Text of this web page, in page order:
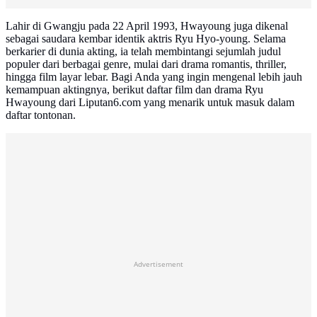
Lahir di Gwangju pada 22 April 1993, Hwayoung juga dikenal
sebagai saudara kembar identik aktris Ryu Hyo-young. Selama
berkarier di dunia akting, ia telah membintangi sejumlah judul
populer dari berbagai genre, mulai dari drama romantis, thriller,
hingga film layar lebar. Bagi Anda yang ingin mengenal lebih jauh
kemampuan aktingnya, berikut daftar film dan drama Ryu
Hwayoung dari Liputan6.com yang menarik untuk masuk dalam
daftar tontonan.
Advertisement